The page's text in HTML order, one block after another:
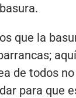
que la
de todos
para que